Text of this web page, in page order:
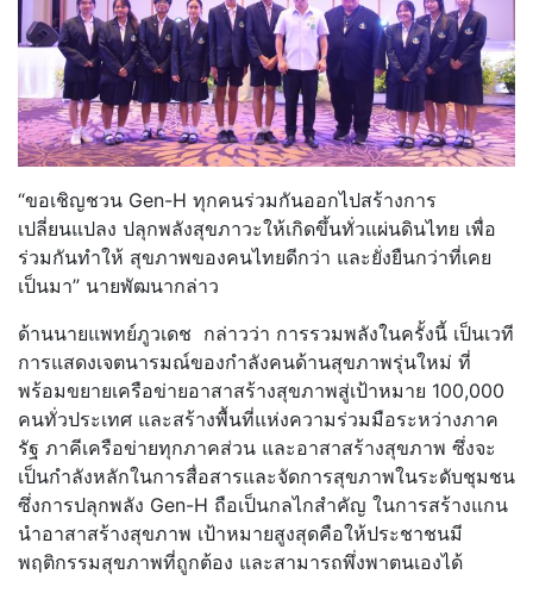
“ขอเชิญชวน Gen-H ทุกคนร่วมกันออกไปสร้างการ
เปลี่ยนแปลง ปลุกพลังสุขภาวะให้เกิดขึ้นทั่วแผ่นดินไทย เพื่อ
ร่วมกันทำให้ สุขภาพของคนไทยดีกว่า และยั่งยืนกว่าที่เคย
เป็นมา” นายพัฒนากล่าว
ด้านนายแพทย์ภูวเดช กล่าวว่า การรวมพลังในครั้งนี้ เป็นเวที
การแสดงเจตนารมณ์ของกำลังคนด้านสุขภาพรุ่นใหม่ ที่
พร้อมขยายเครือข่ายอาสาสร้างสุขภาพสู่เป้าหมาย 100,000
คนทั่วประเทศ และสร้างพื้นที่แห่งความร่วมมือระหว่างภาค
รัฐ ภาคีเครือข่ายทุกภาคส่วน และอาสาสร้างสุขภาพ ซึ่งจะ
เป็นกำลังหลักในการสื่อสารและจัดการสุขภาพในระดับชุมชน
ซึ่งการปลุกพลัง Gen-H ถือเป็นกลไกสำคัญ ในการสร้างแกน
นำอาสาสร้างสุขภาพ เป้าหมายสูงสุดคือให้ประชาชนมี
พฤติกรรมสุขภาพที่ถูกต้อง และสามารถพึ่งพาตนเองได้